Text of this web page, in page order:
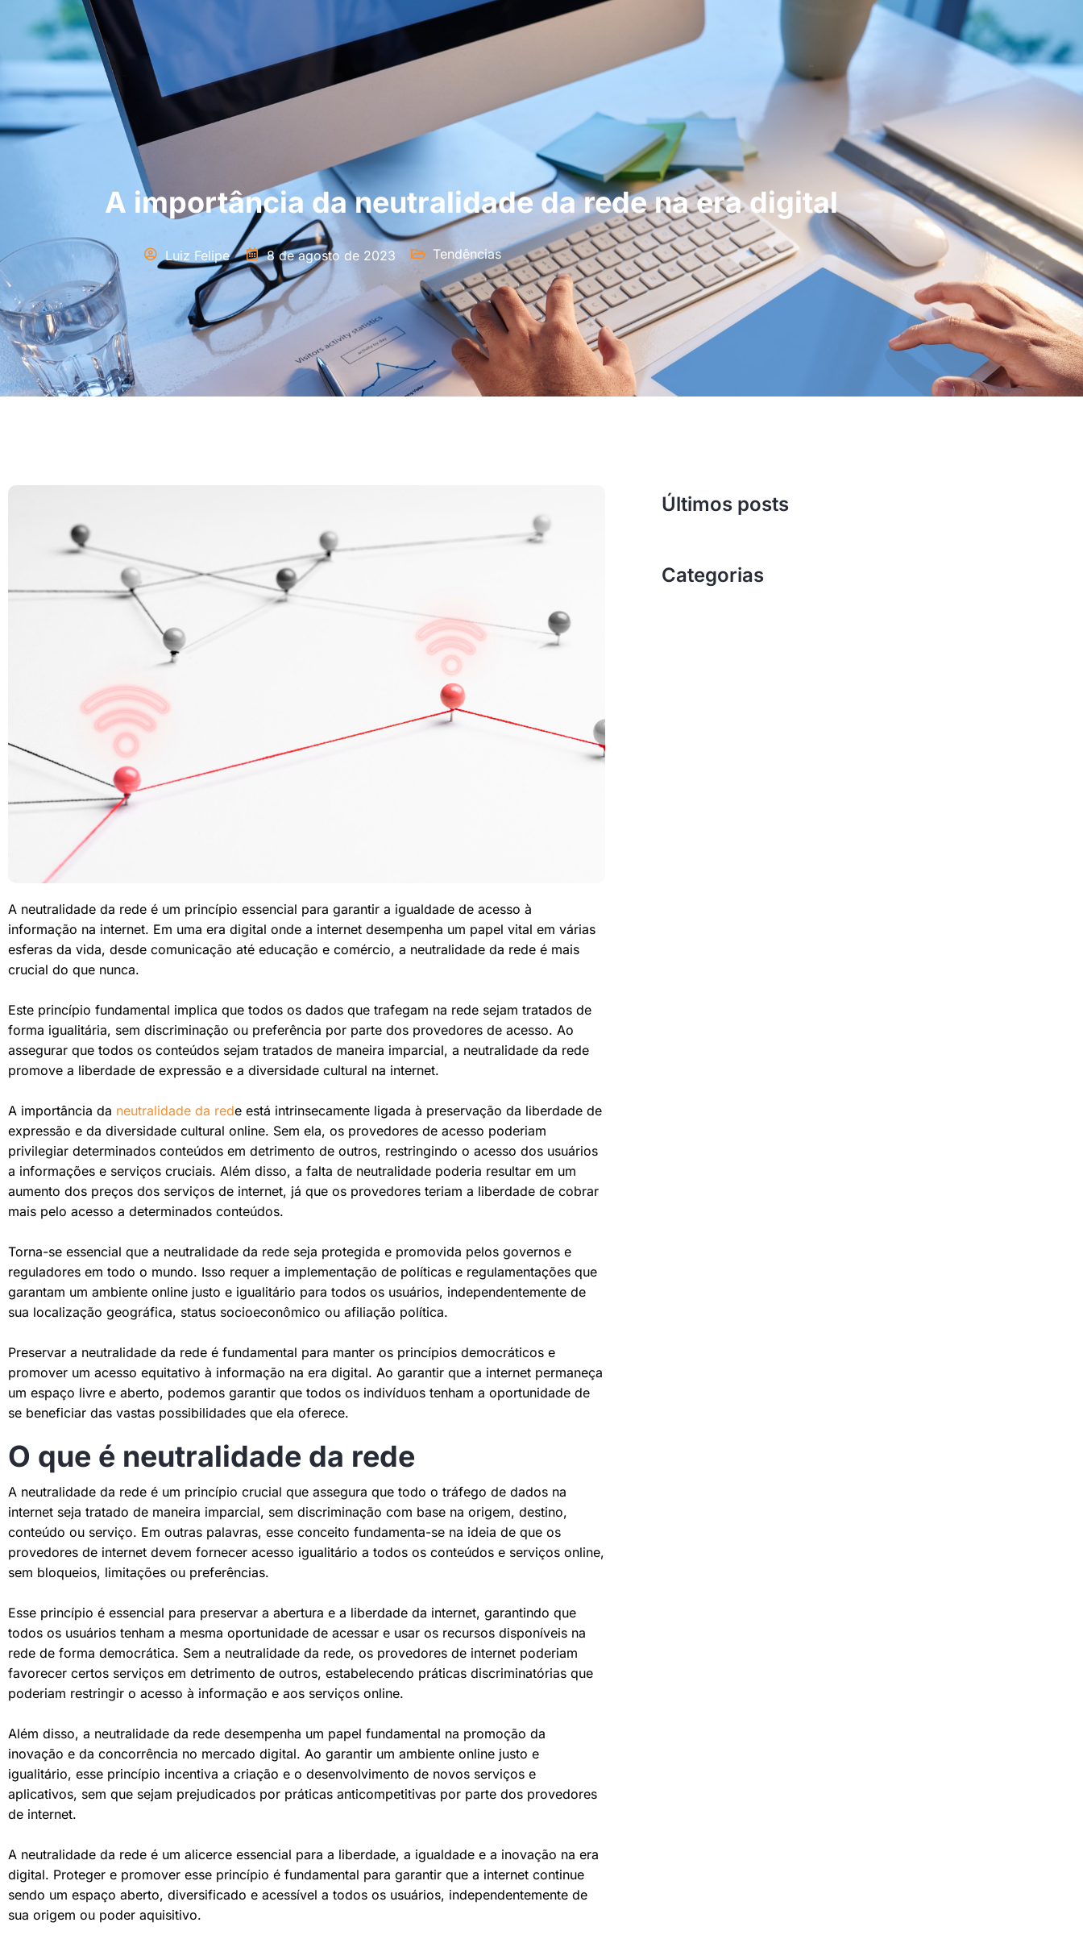
A importância da neutralidade da rede na era digital
Luiz Felipe 8 de agosto de 2023 Tendências
A neutralidade da rede é um princípio essencial para garantir a igualdade de acesso à
informação na internet. Em uma era digital onde a internet desempenha um papel vital em várias
esferas da vida, desde comunicação até educação e comércio, a neutralidade da rede é mais
crucial do que nunca.
Este princípio fundamental implica que todos os dados que trafegam na rede sejam tratados de
forma igualitária, sem discriminação ou preferência por parte dos provedores de acesso. Ao
assegurar que todos os conteúdos sejam tratados de maneira imparcial, a neutralidade da rede
promove a liberdade de expressão e a diversidade cultural na internet.
A importância da neutralidade da rede está intrinsecamente ligada à preservação da liberdade de
expressão e da diversidade cultural online. Sem ela, os provedores de acesso poderiam
privilegiar determinados conteúdos em detrimento de outros, restringindo o acesso dos usuários
a informações e serviços cruciais. Além disso, a falta de neutralidade poderia resultar em um
aumento dos preços dos serviços de internet, já que os provedores teriam a liberdade de cobrar
mais pelo acesso a determinados conteúdos.
Torna-se essencial que a neutralidade da rede seja protegida e promovida pelos governos e
reguladores em todo o mundo. Isso requer a implementação de políticas e regulamentações que
garantam um ambiente online justo e igualitário para todos os usuários, independentemente de
sua localização geográfica, status socioeconômico ou afiliação política.
Preservar a neutralidade da rede é fundamental para manter os princípios democráticos e
promover um acesso equitativo à informação na era digital. Ao garantir que a internet permaneça
um espaço livre e aberto, podemos garantir que todos os indivíduos tenham a oportunidade de
se beneficiar das vastas possibilidades que ela oferece.
O que é neutralidade da rede
A neutralidade da rede é um princípio crucial que assegura que todo o tráfego de dados na
internet seja tratado de maneira imparcial, sem discriminação com base na origem, destino,
conteúdo ou serviço. Em outras palavras, esse conceito fundamenta-se na ideia de que os
provedores de internet devem fornecer acesso igualitário a todos os conteúdos e serviços online,
sem bloqueios, limitações ou preferências.
Esse princípio é essencial para preservar a abertura e a liberdade da internet, garantindo que
todos os usuários tenham a mesma oportunidade de acessar e usar os recursos disponíveis na
rede de forma democrática. Sem a neutralidade da rede, os provedores de internet poderiam
favorecer certos serviços em detrimento de outros, estabelecendo práticas discriminatórias que
poderiam restringir o acesso à informação e aos serviços online.
Além disso, a neutralidade da rede desempenha um papel fundamental na promoção da
inovação e da concorrência no mercado digital. Ao garantir um ambiente online justo e
igualitário, esse princípio incentiva a criação e o desenvolvimento de novos serviços e
aplicativos, sem que sejam prejudicados por práticas anticompetitivas por parte dos provedores
de internet.
A neutralidade da rede é um alicerce essencial para a liberdade, a igualdade e a inovação na era
digital. Proteger e promover esse princípio é fundamental para garantir que a internet continue
sendo um espaço aberto, diversificado e acessível a todos os usuários, independentemente de
sua origem ou poder aquisitivo.
Últimos posts
Categorias